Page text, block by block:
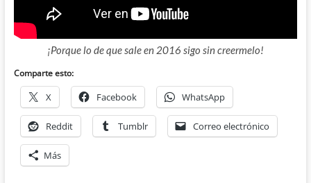
¡Porque lo de que sale en 2016 sigo sin creermelo!
Comparte esto:
X Facebook WhatsApp
Reddit Tumblr Correo electrónico
Más